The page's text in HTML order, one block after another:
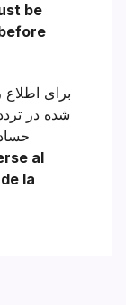
be
برای
شده در
al
la